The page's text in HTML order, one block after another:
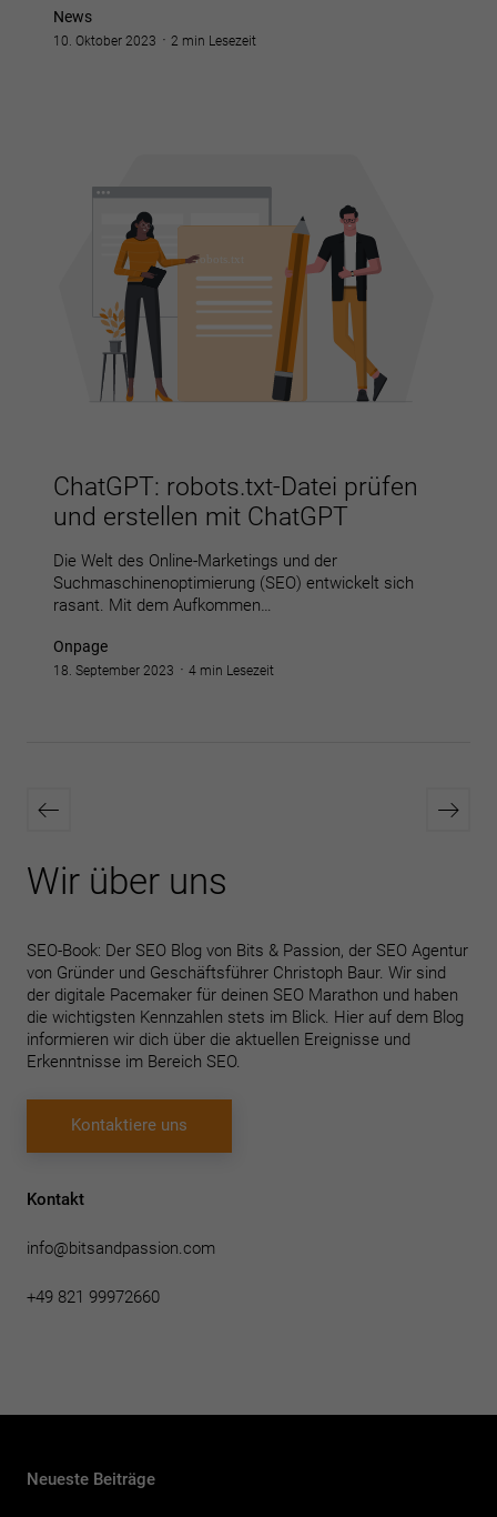
News
10. Oktober 2023 2 min Lesezeit
ChatGPT: robots.txt-Datei prüfen
und erstellen mit ChatGPT
Die Welt des Online-Marketings und der
Suchmaschinenoptimierung (SEO) entwickelt sich
rasant. Mit dem Aufkommen…
Onpage
18. September 2023 4 min Lesezeit
der
Beiträge
Beiträge
Wir über uns
SEO-Book: Der SEO Blog von Bits & Passion, der SEO Agentur
von Gründer und Geschäftsführer Christoph Baur. Wir sind
der digitale Pacemaker für deinen SEO Marathon und haben
die wichtigsten Kennzahlen stets im Blick. Hier auf dem Blog
informieren wir dich über die aktuellen Ereignisse und
Erkenntnisse im Bereich SEO.
Kontaktiere uns
Kontakt
info@bitsandpassion.com
+49 821 99972660
Neueste Beiträge